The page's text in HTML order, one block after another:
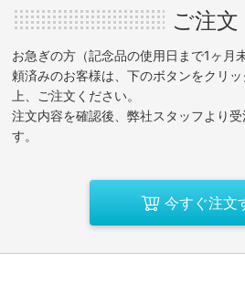
ご注文
お急ぎの方（記念品の使用日まで1ヶ月
頼済みのお客様は、下のボタンをクリ
上、ご注文ください。
注文内容を確認後、弊社スタッフより
す。
今すぐ注文